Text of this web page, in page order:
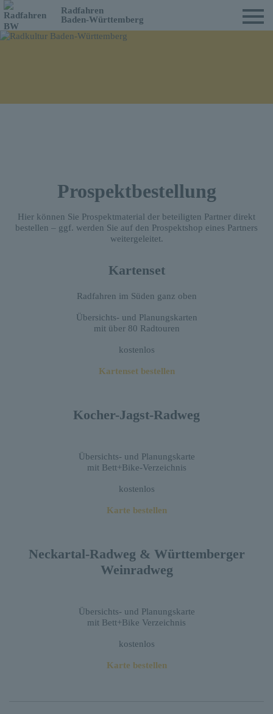
Radfahren
Baden-Württemberg
Prospektbestellung
Hier können Sie Prospektmaterial der beteiligten Partner direkt
bestellen – ggf. werden Sie auf den Prospektshop eines Partners
weitergeleitet.
Kartenset
Radfahren im Süden ganz oben
Übersichts- und Planungskarten
mit über 80 Radtouren
kostenlos
Kartenset bestellen
Kocher-Jagst-Radweg
Übersichts- und Planungskarte
mit Bett+Bike-Verzeichnis
kostenlos
Karte bestellen
Neckartal-Radweg & Württemberger
Weinradweg
Übersichts- und Planungskarte
mit Bett+Bike Verzeichnis
kostenlos
Karte bestellen